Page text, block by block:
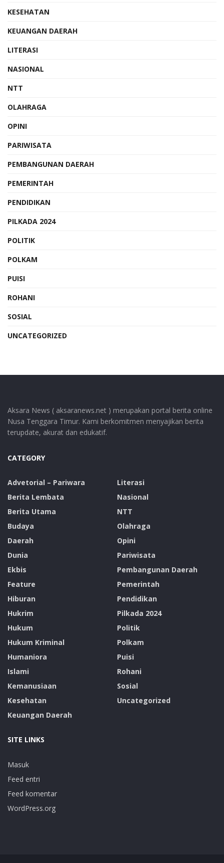
KESEHATAN
KEUANGAN DAERAH
LITERASI
NASIONAL
NTT
OLAHRAGA
OPINI
PARIWISATA
PEMBANGUNAN DAERAH
PEMERINTAH
PENDIDIKAN
PILKADA 2024
POLITIK
POLKAM
PUISI
ROHANI
SOSIAL
UNCATEGORIZED
Aksara News ( aksaranews.net ) merupakan portal berita online
Nusa Tenggara Timur. Kami berkomitmen menyajikan berita
terupdate, akurat dan edukatif.
CATEGORY
Advetorial – Pariwara
Berita Lembata
Berita Utama
Budaya
Daerah
Dunia
Ekbis
Feature
Hiburan
Hukrim
Hukum
Hukum Kriminal
Humaniora
Islami
Kemanusiaan
Kesehatan
Keuangan Daerah
Literasi
Nasional
NTT
Olahraga
Opini
Pariwisata
Pembangunan Daerah
Pemerintah
Pendidikan
Pilkada 2024
Politik
Polkam
Puisi
Rohani
Sosial
Uncategorized
SITE LINKS
Masuk
Feed entri
Feed komentar
WordPress.org